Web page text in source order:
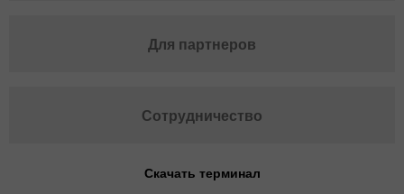
Для партнеров
Сотрудничество
Скачать терминал